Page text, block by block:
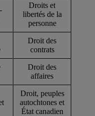
Droits et
libertés de la
personne
Droit des
contrats
Droit des
affaires
Droit, peuples
autochtones et
État canadien